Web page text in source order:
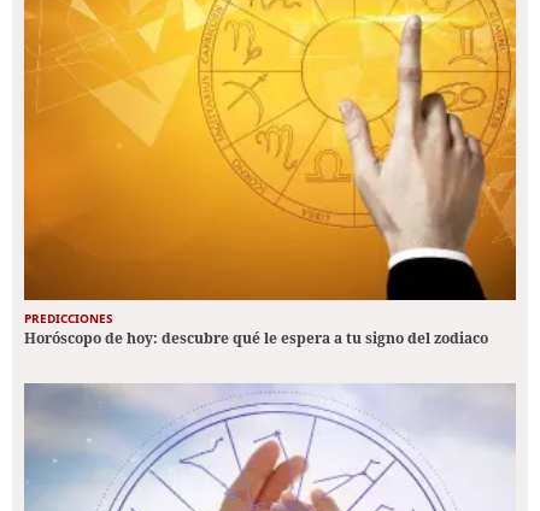
PREDICCIONES
Horóscopo de hoy: descubre qué le espera a tu signo del zodiaco